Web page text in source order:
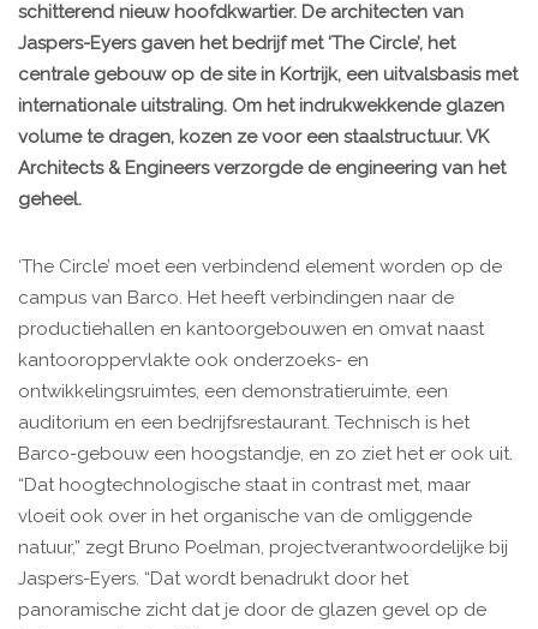
schitterend nieuw hoofdkwartier. De architecten van
Jaspers-Eyers gaven het bedrijf met ‘The Circle’, het
centrale gebouw op de site in Kortrijk, een uitvalsbasis met
internationale uitstraling. Om het indrukwekkende glazen
volume te dragen, kozen ze voor een staalstructuur. VK
Architects & Engineers verzorgde de engineering van het
geheel.
‘The Circle’ moet een verbindend element worden op de
campus van Barco. Het heeft verbindingen naar de
productiehallen en kantoorgebouwen en omvat naast
kantooroppervlakte ook onderzoeks- en
ontwikkelingsruimtes, een demonstratieruimte, een
auditorium en een bedrijfsrestaurant. Technisch is het
Barco-gebouw een hoogstandje, en zo ziet het er ook uit.
“Dat hoogtechnologische staat in contrast met, maar
vloeit ook over in het organische van de omliggende
natuur,” zegt Bruno Poelman, projectverantwoordelijke bij
Jaspers-Eyers. “Dat wordt benadrukt door het
panoramische zicht dat je door de glazen gevel op de